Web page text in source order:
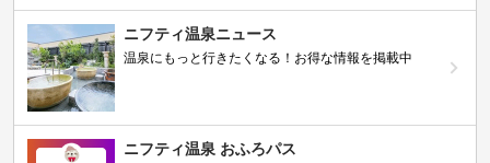
ニフティ温泉ニュース
温泉にもっと行きたくなる！お得な情報を掲載中
ニフティ温泉 おふろパス